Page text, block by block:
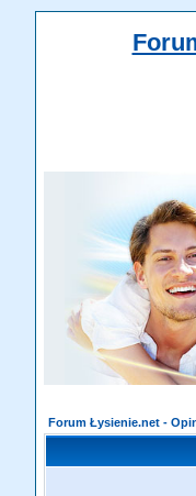
Forum Łysienie.net -